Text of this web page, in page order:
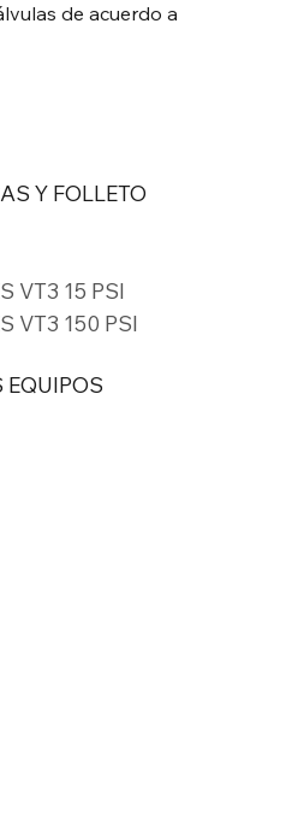
de acuerdo a
Y FOLLETO
VT3 15 PSI
VT3 150 PSI
EQUIPOS